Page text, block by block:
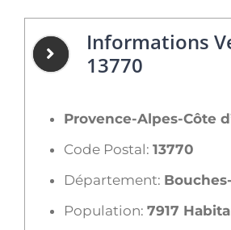
Informations
13770
Provence-Alpes-Côte
Code Postal: 13770
Département:
Population: 7917